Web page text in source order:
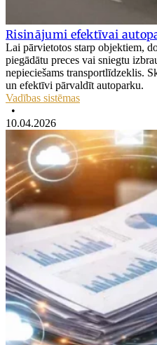
Risinājumi efektīvai
Lai pārvietotos starp objektiem,
piegādātu preces vai sniegtu
nepieciešams transportlīdzeklis.
un efektīvi pārvaldīt autoparku.
Vadības sistēmas
•
10.04.2026